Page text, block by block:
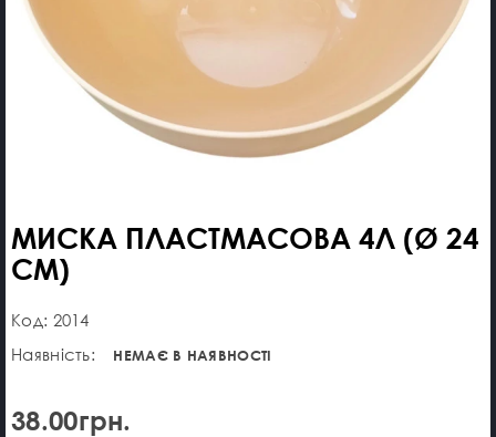
МИСКА ПЛАСТМАСОВА 4Л (Ø 24
СМ)
Код: 2014
Наявність:
НЕМАЄ В НАЯВНОСТІ
38.00грн.